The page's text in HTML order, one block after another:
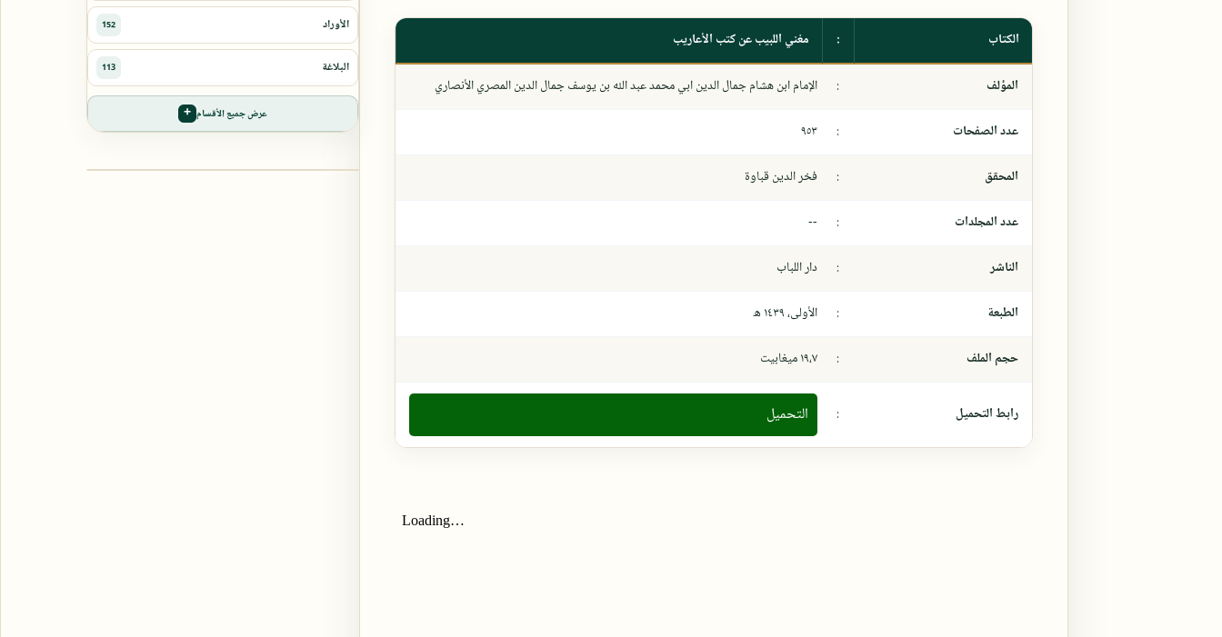
الكتاب : مغني اللبيب عن كتب الأعاريب
المؤلف : الإمام ابن هشام جمال الدين ابي محمد عبد الله بن يوسف جمال الدين المصري الأنصاري
عدد الصفحات : ٩٥٣
المحقق : فخر الدين قباوة
عدد المجلدات :
--
الناشر : دار اللباب
الطبعة : الأولى، ١٤٣٩ ھ
حجم الملف : ١٩،٧ ميغابيت
رابط التحميل : التحميل
عرض جميع الأقسام